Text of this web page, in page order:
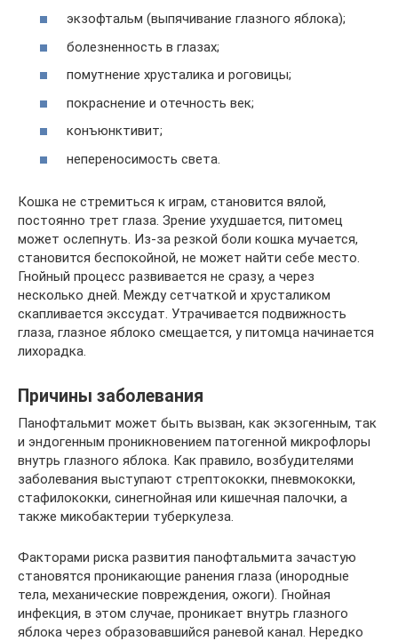
экзофтальм (выпячивание глазного яблока);
болезненность в глазах;
помутнение хрусталика и роговицы;
покраснение и отечность век;
конъюнктивит;
непереносимость света.
Кошка не стремиться к играм, становится вялой,
постоянно трет глаза. Зрение ухудшается, питомец
может ослепнуть. Из-за резкой боли кошка мучается,
становится беспокойной, не может найти себе место.
Гнойный процесс развивается не сразу, а через
несколько дней. Между сетчаткой и хрусталиком
скапливается экссудат. Утрачивается подвижность
глаза, глазное яблоко смещается, у питомца начинается
лихорадка.
Причины заболевания
Панофтальмит может быть вызван, как экзогенным, так
и эндогенным проникновением патогенной микрофлоры
внутрь глазного яблока. Как правило, возбудителями
заболевания выступают стрептококки, пневмококки,
стафилококки, синегнойная или кишечная палочки, а
также микобактерии туберкулеза.
Факторами риска развития панофтальмита зачастую
становятся проникающие ранения глаза (инородные
тела, механические повреждения, ожоги). Гнойная
инфекция, в этом случае, проникает внутрь глазного
яблока через образовавшийся раневой канал. Нередко